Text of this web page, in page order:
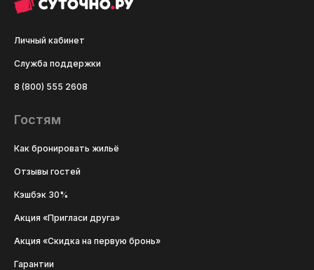
Личный кабинет
Служба поддержки
8 (800) 555 2608
Гостям
Как бронировать жильё
Отзывы гостей
Кэшбэк 30%
Акция «Пригласи друга»
Акция «Скидка на первую бронь»
Гарантии